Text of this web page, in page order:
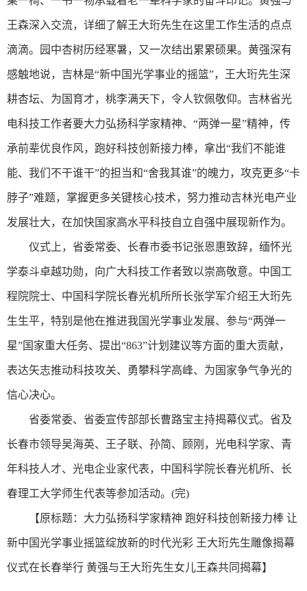
王森深入交流，详细了解王大珩先生在这里工作生活的点点
滴滴。园中杏树历经寒暑，又一次结出累累硕果。黄强深有
感触地说，吉林是“新中国光学事业的摇篮”，王大珩先生深
耕杏坛、为国育才，桃李满天下，令人钦佩敬仰。吉林省光
电科技工作者要大力弘扬科学家精神、“两弹一星”精神，传
承前辈优良作风，跑好科技创新接力棒，拿出“我们不能谁
能、我们不干谁干”的担当和“舍我其谁”的魄力，攻克更多“卡
脖子”难题，掌握更多关键核心技术，努力推动吉林光电产业
发展壮大，在加快国家高水平科技自立自强中展现新作为。
仪式上，省委常委、长春市委书记张恩惠致辞，缅怀光
学泰斗卓越功勋，向广大科技工作者致以崇高敬意。中国工
程院院士、中国科学院长春光机所所长张学军介绍王大珩先
生生平，特别是他在推进我国光学事业发展、参与“两弹一
星”国家重大任务、提出“863”计划建议等方面的重大贡献，
表达矢志推动科技攻关、勇攀科学高峰、为国家争气争光的
信心决心。
省委常委、省委宣传部部长曹路宝主持揭幕仪式。省及
长春市领导吴海英、王子联、孙简、顾刚，光电科学家、青
年科技人才、光电企业家代表，中国科学院长春光机所、长
春理工大学师生代表等参加活动。(完)
【原标题：大力弘扬科学家精神 跑好科技创新接力棒 让
新中国光学事业摇篮绽放新的时代光彩 王大珩先生雕像揭幕
仪式在长春举行 黄强与王大珩先生女儿王森共同揭幕】